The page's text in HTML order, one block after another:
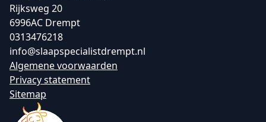
Rijksweg 20
6996AC Drempt
0313476218
info@slaapspecialistdrempt.nl
Algemene voorwaarden
Privacy statement
Sitemap